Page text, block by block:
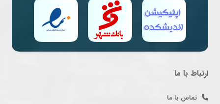
ارتباط با ما
تماس با ما